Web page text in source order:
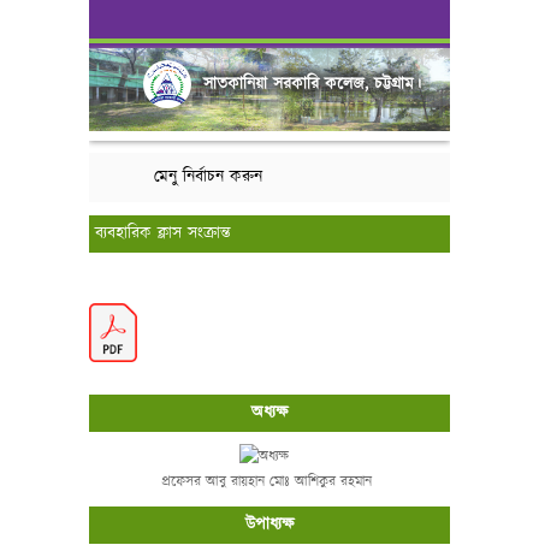
সাতকানিয়া সরকারি কলেজ, চট্টগ্রাম।
মেনু নির্বাচন করুন
ব্যবহারিক ক্লাস সংক্রান্ত
অধ্যক্ষ
প্রফেসর আবু রায়হান মোঃ আশিকুর রহমান
উপাধ্যক্ষ